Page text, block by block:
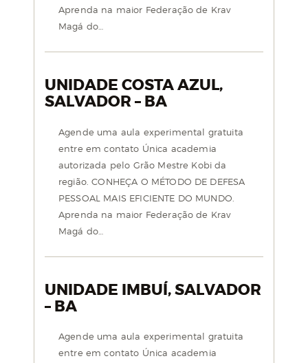
Aprenda na maior Federação de Krav
Magá do…
UNIDADE COSTA AZUL,
SALVADOR – BA
Agende uma aula experimental gratuita
entre em contato Única academia
autorizada pelo Grão Mestre Kobi da
região. CONHEÇA O MÉTODO DE DEFESA
PESSOAL MAIS EFICIENTE DO MUNDO.
Aprenda na maior Federação de Krav
Magá do…
UNIDADE IMBUÍ, SALVADOR
– BA
Agende uma aula experimental gratuita
entre em contato Única academia